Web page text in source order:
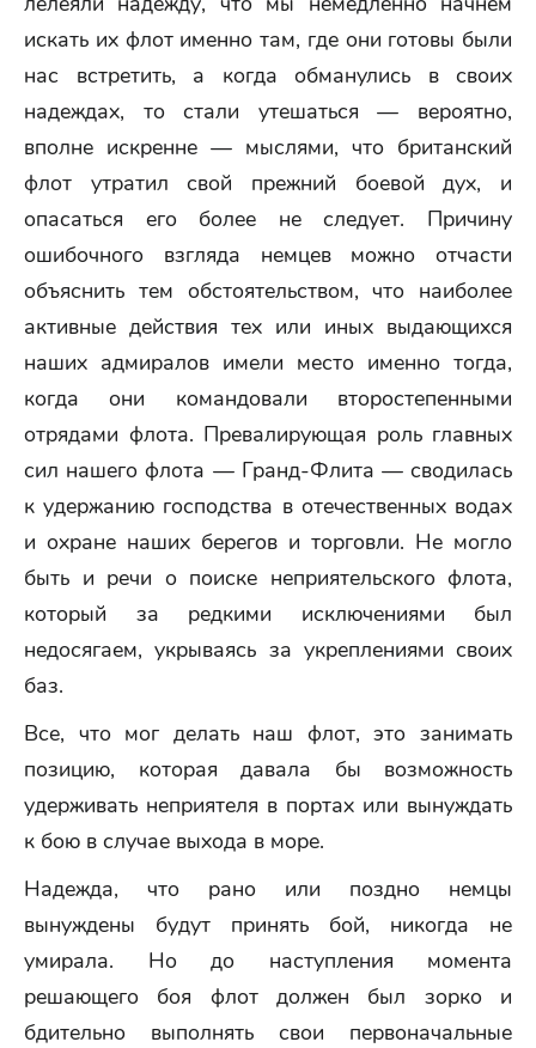
искать их флот именно там, где они готовы были
нас встретить, а когда обманулись в своих
надеждах, то стали утешаться — вероятно,
вполне искренне — мыслями, что британский
флот утратил свой прежний боевой дух, и
опасаться его более не следует. Причину
ошибочного взгляда немцев можно отчасти
объяснить тем обстоятельством, что наиболее
активные действия тех или иных выдающихся
наших адмиралов имели место именно тогда,
когда они командовали второстепенными
отрядами флота. Превалирующая роль главных
сил нашего флота — Гранд-Флита — сводилась
к удержанию господства в отечественных водах
и охране наших берегов и торговли. Не могло
быть и речи о поиске неприятельского флота,
который за редкими исключениями был
недосягаем, укрываясь за укреплениями своих
баз.
Все, что мог делать наш флот, это занимать
позицию, которая давала бы возможность
удерживать неприятеля в портах или вынуждать
к бою в случае выхода в море.
Надежда, что рано или поздно немцы
вынуждены будут принять бой, никогда не
умирала. Но до наступления момента
решающего боя флот должен был зорко и
бдительно выполнять свои первоначальные